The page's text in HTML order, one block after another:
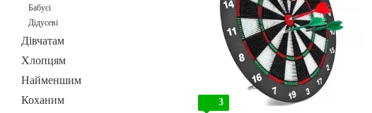
3
Бабусі
Дідусеві
Дівчатам
Хлопцям
Найменшим
Коханим